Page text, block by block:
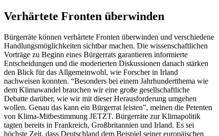
Verhärtete Fronten überwinden
Bürgerräte können verhärtete Fronten überwinden und verschiedene
Handlungsmöglichkeiten sichtbar machen. Die wissenschaftlichen
Vorträge zu Beginn eines Bürgerrats garantieren informierte
Entscheidungen und die moderierten Diskussionen danach stärken
den Blick für das Allgemeinwohl, wie Forscher in Irland
nachweisen konnten. “Besonders bei einem Jahrhundertthema wie
dem Klimawandel brauchen wir eine große gesellschaftliche
Debatte darüber, wie wir mit dieser Herausforderung umgehen
wollen. Genau das kann ein Bürgerrat leisten”, meinen die Petenten
von Klima-Mitbestimmung JETZT. Bürgerräte zur Klimapolitik
tagten bereits in Frankreich, Großbritannien und Irland. Es sei
höchste Zeit, dass Deutschland dem Beispiel seiner europäischen